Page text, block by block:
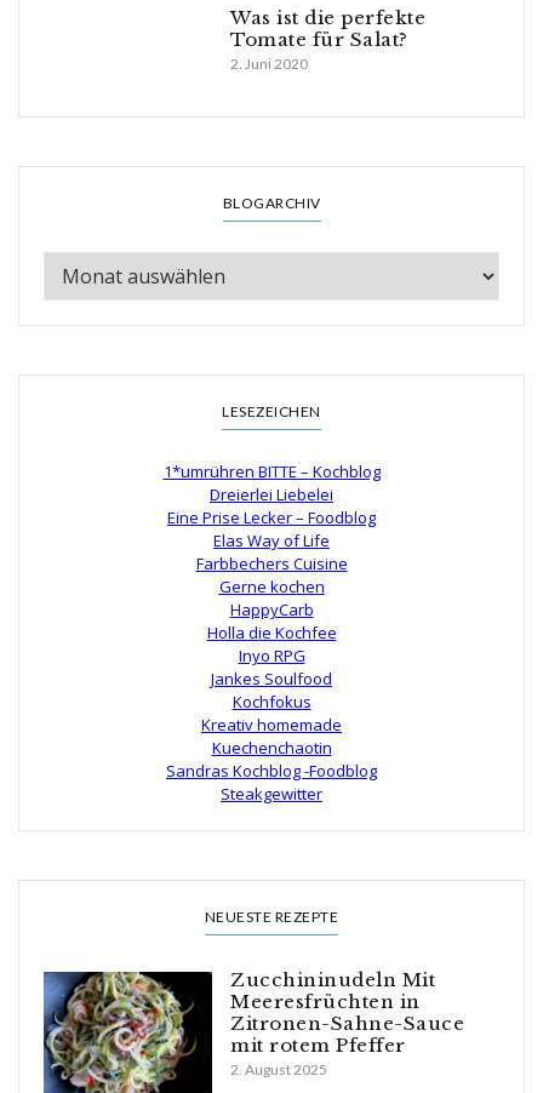
Was ist die perfekte
Tomate für Salat?
2. Juni 2020
BLOGARCHIV
LESEZEICHEN
1*umrühren BITTE – Kochblog
Dreierlei Liebelei
Eine Prise Lecker – Foodblog
Elas Way of Life
Farbbechers Cuisine
Gerne kochen
HappyCarb
Holla die Kochfee
Inyo RPG
Jankes Soulfood
Kochfokus
Kreativ homemade
Kuechenchaotin
Sandras Kochblog -Foodblog
Steakgewitter
NEUESTE REZEPTE
Zucchininudeln Mit
Meeresfrüchten in
Zitronen-Sahne-Sauce
mit rotem Pfeffer
2. August 2025